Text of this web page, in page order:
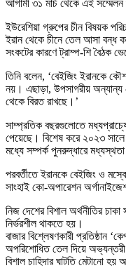
আগামী ৩১ মার্চ থেকে এই
ইউরেশিয়া গ্রুপের চীন বিষয়ক
ইরান থেকে চীনে তেল আসা বন্ধ
সংকটের কারণে ট্রাম্প-শি বৈঠক
তিনি বলেন, ‘বেইজিং ইরানকে
নয়। এছাড়া, উপসাগরীয় অন্যান্য
থেকে বিরত রাখছে।’
সাম্প্রতিক বছরগুলোতে
পেয়েছে। বিশেষ করে ২০২৩ সালে
মধ্যে সম্পর্ক পুনরুদ্ধারে
পরবর্তীতে ইরানকে বেইজিং ও
সাংহাই কো-অপারেশন
নিজ দেশের বিশাল অর্থনীতির
নির্ভরশীল থাকতে হয়।
বাজার বিশ্লেষণকারী প্রতিষ্ঠান
অপরিশোধিত তেল দিয়ে
বিশাল চাহিদার ঘাটতি মেটানো